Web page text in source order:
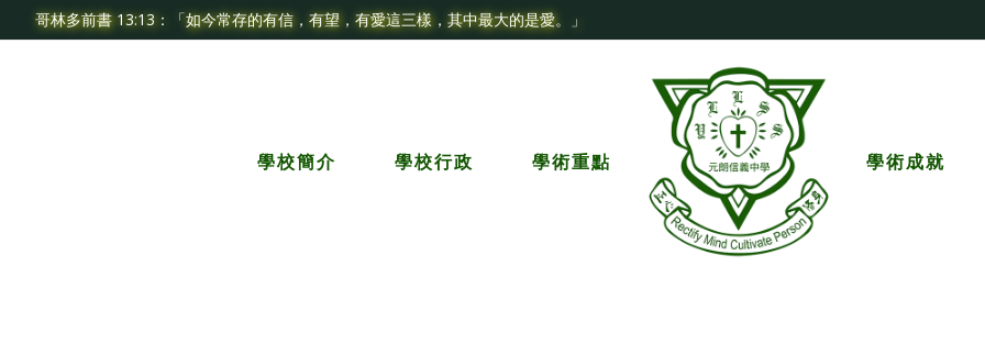
哥林多前書 13:13：「如今常存的有信，有望，有愛這三樣，其中最大的是愛。」
學校簡介 學校行政 學術重點 學術成就